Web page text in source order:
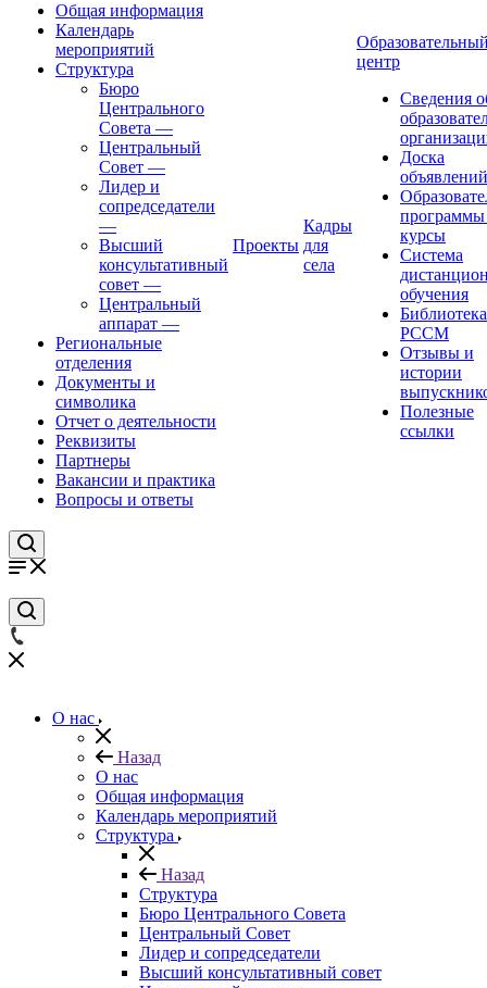
Общая информация
Календарь
мероприятий
Структура
Бюро
Центрального
Совета —
Центральный
Совет —
Лидер и
сопредседатели
—
Высший
консультативный
совет —
Центральный
аппарат —
Региональные
отделения
Документы и
символика
Отчет о деятельности
Реквизиты
Партнеры
Вакансии и практика
Вопросы и ответы
Проекты
Кадры
для
села
центр
Сведения
Доска
объявлений
курсы
Система
обучения
Библиотека
РССМ
Отзывы и
истории
Полезные
ссылки
О нас
Назад
О нас
Общая информация
Календарь мероприятий
Структура
Назад
Структура
Бюро Центрального Совета
Центральный Совет
Лидер и сопредседатели
Высший консультативный совет